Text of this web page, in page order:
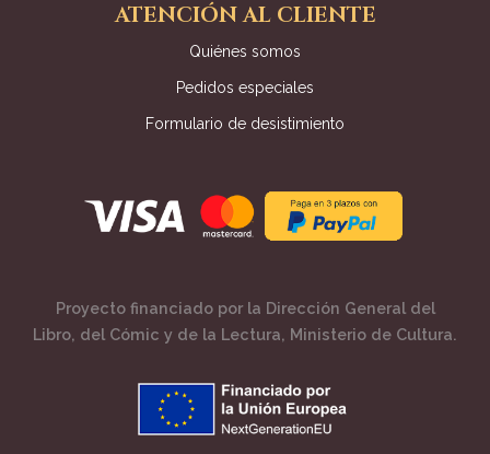
ATENCIÓN AL CLIENTE
Quiénes somos
Pedidos especiales
Formulario de desistimiento
Proyecto financiado por la Dirección General del
Libro, del Cómic y de la Lectura, Ministerio de Cultura.